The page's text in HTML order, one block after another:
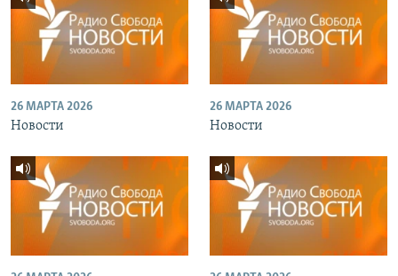
26 МАРТА 2026
Новости
26 МАРТА 2026
Новости